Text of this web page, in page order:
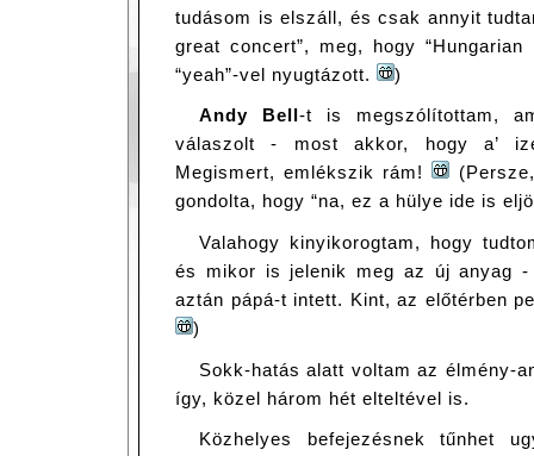
tudásom is elszáll, és csak annyit
great concert”, meg, hogy
“yeah”-vel nyugtázott.
)
Andy Bell-t is megszólítottam,
válaszolt - most akkor, hogy a’
Megismert, emlékszik rám!
gondolta, hogy “na, ez a hülye ide is
Valahogy kinyikorogtam, hogy
és mikor is jelenik meg az új anyag
aztán pápá-t intett. Kint, az előtérben
)
Sokk-hatás alatt voltam az élmény-
így, közel három hét elteltével is.
Közhelyes befejezésnek tűnhet